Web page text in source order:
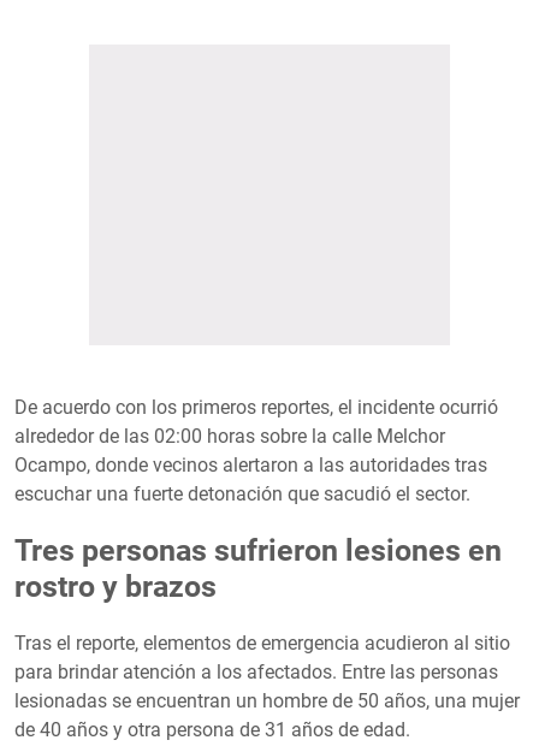
De acuerdo con los primeros reportes, el incidente ocurrió
alrededor de las 02:00 horas sobre la calle Melchor
Ocampo, donde vecinos alertaron a las autoridades tras
escuchar una fuerte detonación que sacudió el sector.
Tres personas sufrieron lesiones en
rostro y brazos
Tras el reporte, elementos de emergencia acudieron al sitio
para brindar atención a los afectados. Entre las personas
lesionadas se encuentran un hombre de 50 años, una mujer
de 40 años y otra persona de 31 años de edad.